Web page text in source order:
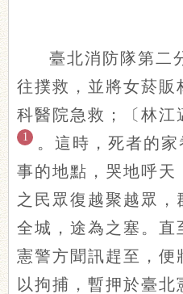
臺北消防隊第二
往撲救，並將女菸販
科醫院急救；〔林江
1
。這時，死者的
事的地點，哭地呼天
之民眾復越聚越眾
全城，途為之塞。直
憲警方聞訊趕至，便
以拘捕，暫押於臺